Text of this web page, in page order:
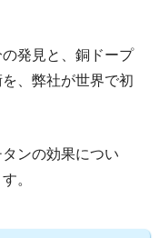
発見と、銅ドープ
、弊社が世界で初
ンの効果につい
。